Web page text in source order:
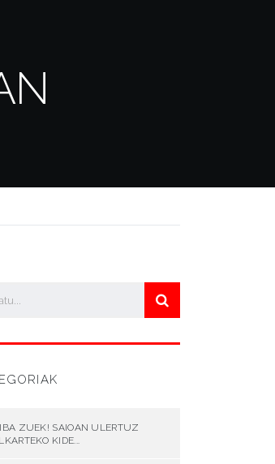
ZUEK! SAIOAN ULERTUZ
KIDE...